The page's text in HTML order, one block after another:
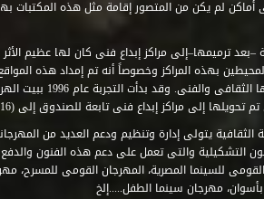
–بعد ترميمها–إلى مراكز إبداع فنى كان لها عظيم
بهذه المراكز وخصوصاً أنه تم إمداد هذه
المتطلبات التى تكفل لها أداء دورها
إلى مراكز إبداع فنى تابعة للصندوق إلى (16 ) مركزاً .. .
يتولى إدارة وتنظيم ودعم العديد من
التشكيلية والتى تعمل على دعم هذه الفنون
للسينما المصرية، المهرجان القومى للمسرح،
مهرجان سينما الطفل.....إلخ